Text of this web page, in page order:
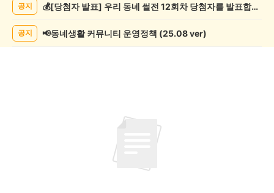
목
공지 💰[당첨자 발표] 우리 동네 썰전 12회차 당첨자를 발표합니다!
공지 📢동네생활 커뮤니티 운영정책 (25.08 ver)